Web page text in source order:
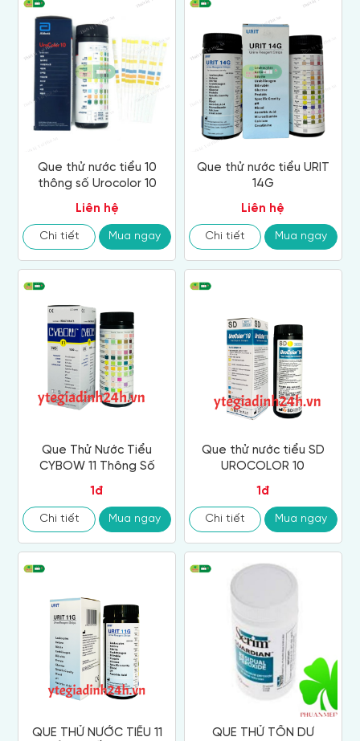
Que thử nước tiểu 10
thông số Urocolor 10
Liên hệ
Chi tiết Mua ngay
Que thử nước tiểu URIT
14G
Liên hệ
Chi tiết Mua ngay
Que Thử Nước Tiểu
CYBOW 11 Thông Số
1đ
Chi tiết Mua ngay
Que thử nước tiểu SD
UROCOLOR 10
1đ
Chi tiết Mua ngay
QUE THỬ NƯỚC TIỂU 11
QUE THỬ TỒN DƯ